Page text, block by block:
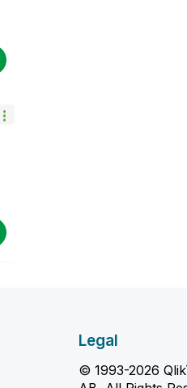
Legal
© 1993-2026